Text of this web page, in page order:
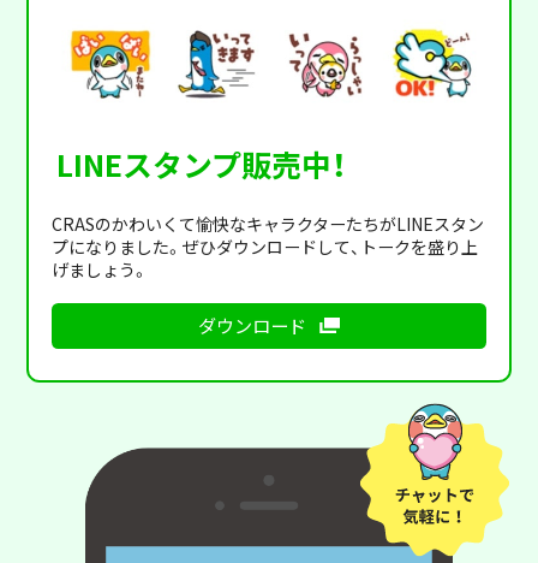
LINEスタンプ販売中！
CRASのかわいくて愉快なキャラクターたちがLINEスタン
プになりました。ぜひダウンロードして、トークを盛り上
げましょう。
ダウンロード